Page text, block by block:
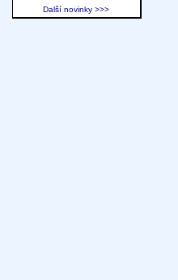
Další novinky >>>